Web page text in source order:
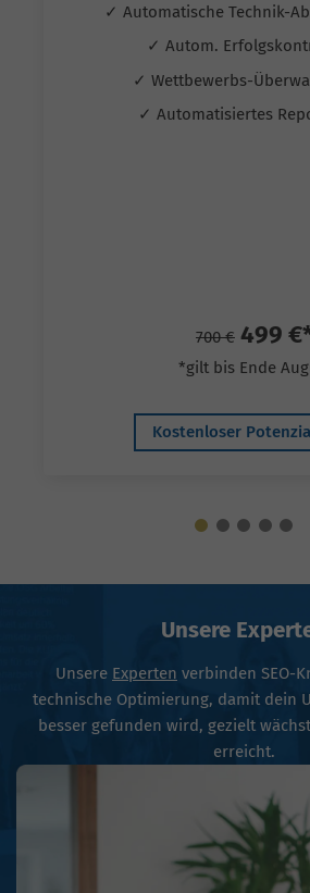
✓ Automatische Technik-
✓ Autom.
✓ Wettbewerbs-
✓ Automatisiertes
700 € 499
*gilt bis Ende
Kostenloser
Unsere
Unsere Experten verbinden SEO-
technische Optimierung, damit dein
besser gefunden wird, gezielt
erreicht.